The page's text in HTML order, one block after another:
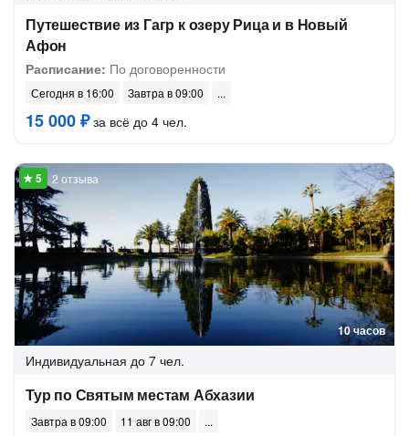
Путешествие из Гагр к озеру Рица и в Новый
Афон
Расписание: По договоренности
Сегодня в 16:00 Завтра в 09:00
15 000 ₽за всё до 4 чел.
10 часов
2 отзыва
Индивидуальная до 7 чел.
Тур по Святым местам Абхазии
Завтра в 09:00 11 авг в 09:00